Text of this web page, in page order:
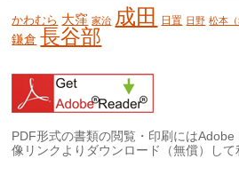
かわむら 大窪 家治 成田 日置 日野 松本（
鎌倉 長谷部
PDF形式の書類の閲覧・印刷には
像リンクよりダウンロード（無償）して